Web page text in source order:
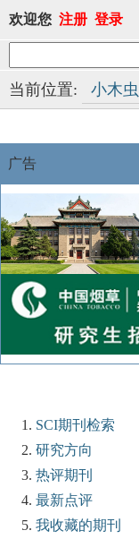
欢迎您 注册 登录
当前位置: 小木
广告
SCI期刊检索
研究方向
热评期刊
最新点评
我收藏的期刊